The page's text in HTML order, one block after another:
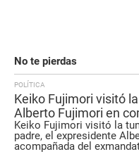
No te pierdas
POLÍTICA
Keiko Fujimori visitó
Alberto Fujimori en
expresidente
Mahuad
Keiko Fujimori visitó la
padre, el expresidente
acompañada del